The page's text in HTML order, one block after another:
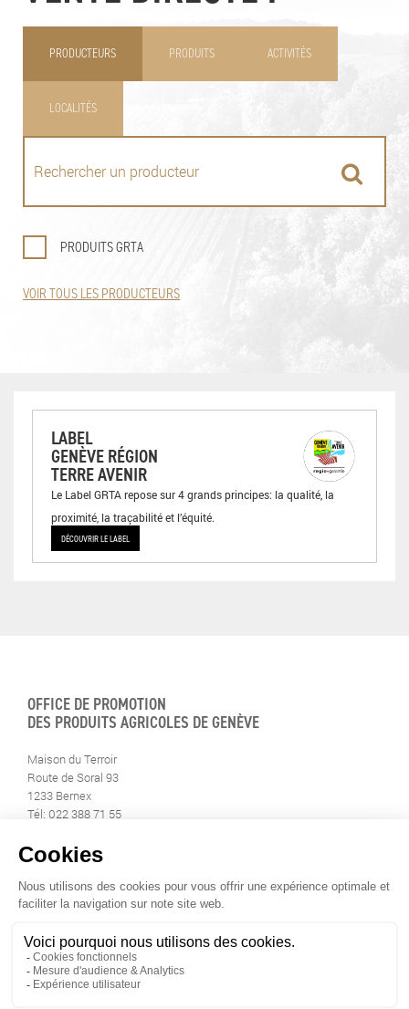
PRODUCTEURS PRODUITS ACTIVITÉS
LOCALITÉS
PRODUITS GRTA
VOIR TOUS LES PRODUCTEURS
LABEL
GENÈVE RÉGION
TERRE AVENIR
Le Label GRTA repose sur 4 grands principes: la qualité, la
proximité, la traçabilité et l’équité.
DÉCOUVRIR LE LABEL
OFFICE DE PROMOTION
DES PRODUITS AGRICOLES DE GENÈVE
Maison du Terroir
Route de Soral 93
1233 Bernex
Tél: 022 388 71 55
info@geneveterroir.ge.ch
RESTEZ AU CONTACT DE
TOUTE L’ACTUALITÉ DU TERROIR
TÉLÉCHARGEZ L’APP GENÈVE-TERROIR